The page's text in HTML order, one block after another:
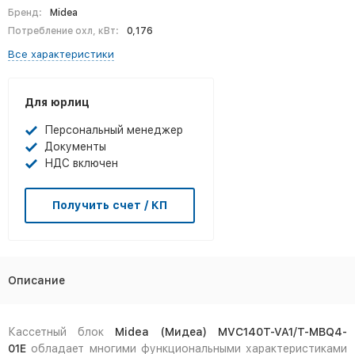
Бренд:
Midea
Потребление охл, кВт:
0,176
Все характеристики
Для юрлиц
Персональный менеджер
Документы
НДС включен
Получить счет / КП
Описание
Кассетный блок Midea (Мидеа) MVC140T-VA1/T-MBQ4-
01E обладает многими функциональными характеристиками